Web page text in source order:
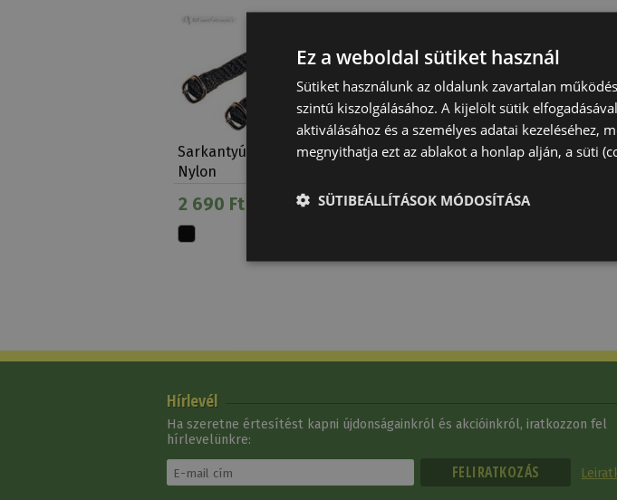
Sarkantyúszíj Erős
Nylon
2 690 Ft
Sarkantyú Tattini
8 960 Ft
Sarkantyú
Hírlevél
Ha szeretne értesítést kapni újdonságainkról és akcióinkról, iratkozzon fel
hírlevelünkre:
Ez a weboldal sütiket használ
Sütiket használunk az oldalunk zavartalan
szintű kiszolgálásához. A kijelölt sütik
aktiválásához és a személyes adatai
megnyithatja ezt az ablakot a honlap alján, a süti
SÜTIBEÁLLÍTÁSOK MÓDOSÍTÁSA